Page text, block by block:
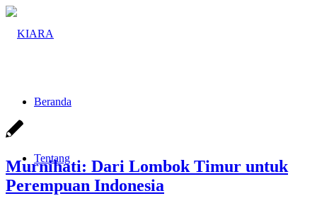
Beranda
Tentang
Murnihati: Dari Lombok Timur untuk
Perempuan Indonesia